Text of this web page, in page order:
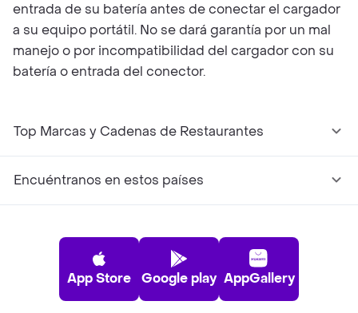
entrada de su batería antes de conectar el cargador
a su equipo portátil. No se dará garantía por un mal
manejo o por incompatibilidad del cargador con su
batería o entrada del conector.
Top Marcas y Cadenas de Restaurantes
Encuéntranos en estos países
App Store Google play AppGallery